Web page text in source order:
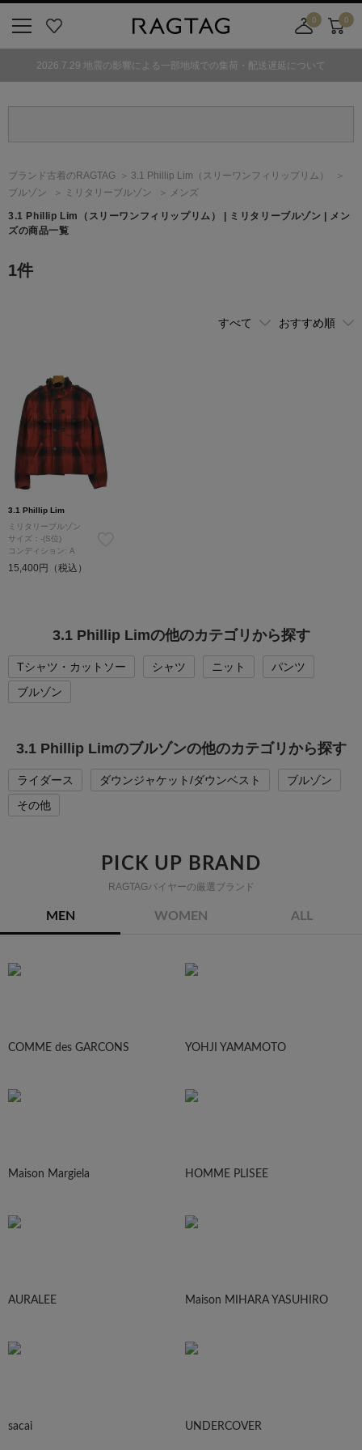
気
0
舗
カ
ト
0
2026.7.29 地震の影響による一部地域での集荷・配送遅延について
ブランド古着のRAGTAG 3.1 Phillip Lim （スリーワンフィリップリム）
ブルゾン
ミリタリーブルゾン メンズ
3.1 Phillip Lim （スリーワンフィリップリム）
| ミリタリーブルゾン | メン
ズの商品一覧
1件
3.1 Phillip Lim
ミリタリーブルゾン
サイズ：-(S位)
コンディション: A
15,400円（税込）
3.1 Phillip Limの他のカテゴリから探す
Tシャツ・カットソー シャツ ニット
パンツ
ブルゾン
3.1 Phillip Limのブルゾンの他のカテゴリから探す
ライダース ダウンジャケット/ダウンベスト
ブルゾン
その他
PICK UP BRAND
RAGTAGバイヤーの厳選ブランド
MEN WOMEN ALL
COMME des GARCONS YOHJI YAMAMOTO
Maison Margiela HOMME PLISEE
AURALEE Maison MIHARA YASUHIRO
sacai UNDERCOVER